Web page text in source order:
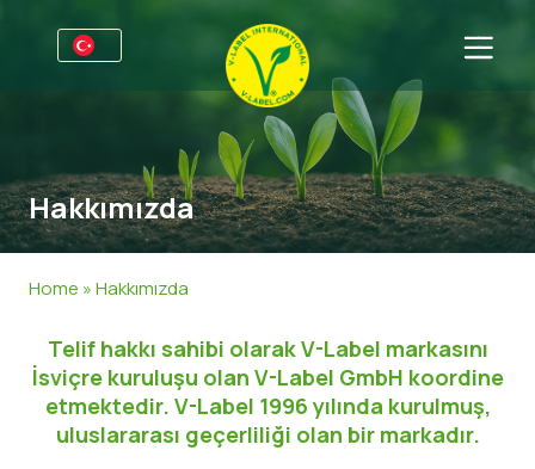
Üreticiler için bilgiler
V-Label Webinars
Resources
V-Label Lisans’ı Edinin
Sektörler
Genel Bilgi
Gıda Dışında
Gastronomi
SSS
Sertifikalı Ürünler
Hakkımızda
İletişime geçin
V-Label Lisans’ı Edinin
Hakkımızda
Home »Hakkımızda
Telif hakkı sahibi olarak V-Label markasını
İsviçre kuruluşu olan V-Label GmbH koordine
etmektedir. V-Label 1996 yılında kurulmuş,
uluslararası geçerliliği olan bir markadır.